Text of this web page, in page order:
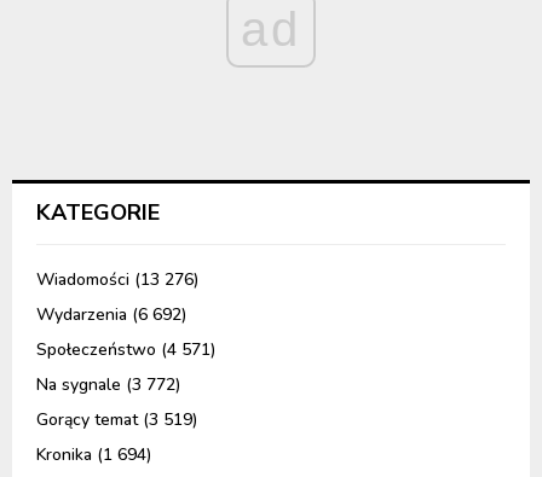
ad
KATEGORIE
Wiadomości (13 276)
Wydarzenia (6 692)
Społeczeństwo (4 571)
Na sygnale (3 772)
Gorący temat(3 519)
Kronika (1 694)